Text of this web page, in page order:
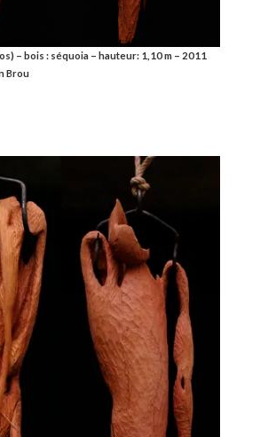
– bois : séquoia – hauteur: 1,10 m – 2011
Brou